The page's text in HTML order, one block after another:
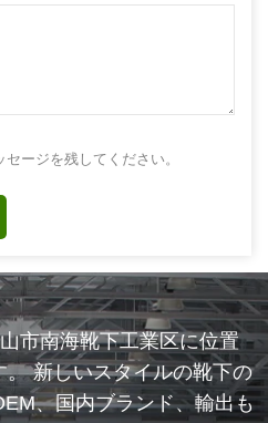
ージを残してください。
市南海靴下工業区に位置
新しいスタイルの靴下の
、国内ブランド、輸出も